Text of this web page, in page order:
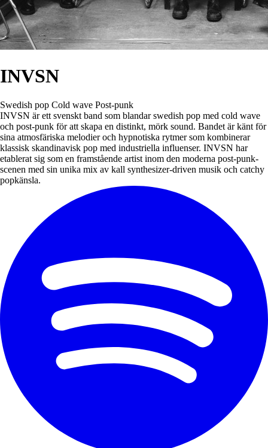
INVSN
Swedish pop Cold wave Post-punk
INVSN är ett svenskt band som blandar swedish pop med cold wave
och post-punk för att skapa en distinkt, mörk sound. Bandet är känt för
sina atmosfäriska melodier och hypnotiska rytmer som kombinerar
klassisk skandinavisk pop med industriella influenser. INVSN har
etablerat sig som en framstående artist inom den moderna post-punk-
scenen med sin unika mix av kall synthesizer-driven musik och catchy
popkänsla.